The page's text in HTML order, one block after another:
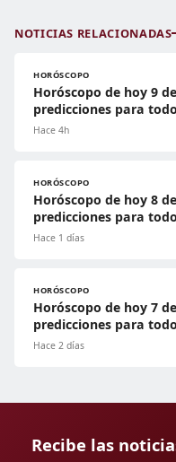
NOTICIAS RELACIONADAS
HORÓSCOPO
Horóscopo de hoy 9
predicciones para
Hace 4h
HORÓSCOPO
Horóscopo de hoy 8
predicciones para
Hace 1 días
HORÓSCOPO
Horóscopo de hoy 7
predicciones para
Hace 2 días
Recibe las